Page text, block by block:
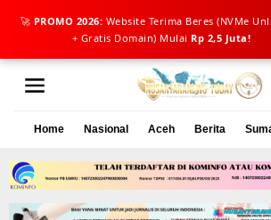
🚀 PROMO 2026: Website Terima Beres (NVMe
+ Gratis Domain) Mulai Rp 2,5 Juta!
L
Home Nasional Aceh Berita